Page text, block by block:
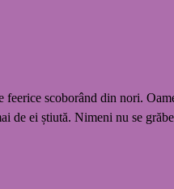
scoborând din nori.
de ei știută. Nimeni nu se